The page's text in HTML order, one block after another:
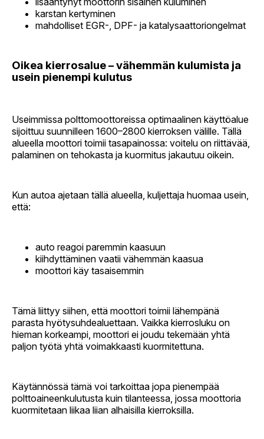
karstan kertyminen
mahdolliset EGR-, DPF- ja katalysaattoriongelmat
Oikea kierrosalue – vähemmän kulumista ja
usein pienempi kulutus
Useimmissa polttomoottoreissa optimaalinen käyttöalue
sijoittuu suunnilleen 1600–2800 kierroksen välille. Tällä
alueella moottori toimii tasapainossa: voitelu on riittävää,
palaminen on tehokasta ja kuormitus jakautuu oikein.
Kun autoa ajetaan tällä alueella, kuljettaja huomaa usein,
että:
auto reagoi paremmin kaasuun
kiihdyttäminen vaatii vähemmän kaasua
moottori käy tasaisemmin
Tämä liittyy siihen, että moottori toimii lähempänä
parasta hyötysuhdealuettaan. Vaikka kierrosluku on
hieman korkeampi, moottori ei joudu tekemään yhtä
paljon työtä yhtä voimakkaasti kuormitettuna.
Käytännössä tämä voi tarkoittaa jopa pienempää
polttoaineenkulutusta kuin tilanteessa, jossa moottoria
kuormitetaan liikaa liian alhaisilla kierroksilla.